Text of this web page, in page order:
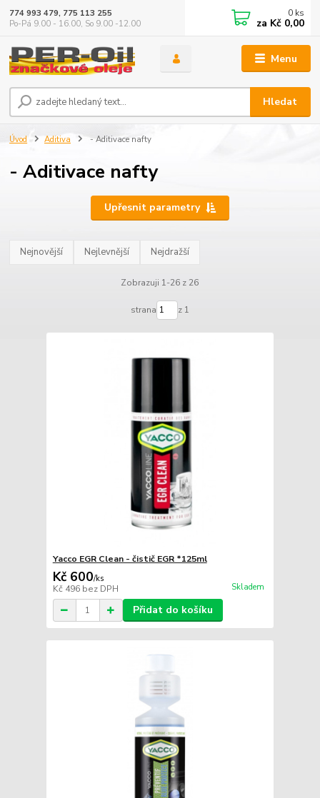
Menu
Hledat
774 993 479, 775 113 255
Po-Pá 9.00 - 16.00, So 9.00 -12.00
0 ks
za Kč 0,00
Úvod Aditiva - Aditivace nafty
- Aditivace nafty
Upřesnit parametry
Nejnovější Nejlevnější Nejdražší
Zobrazuji 1-26 z 26
strana z 1
Yacco EGR Clean - čistič EGR *125ml
Kč 600/ks
Kč 496 bez DPH Skladem
Přidat do košíku